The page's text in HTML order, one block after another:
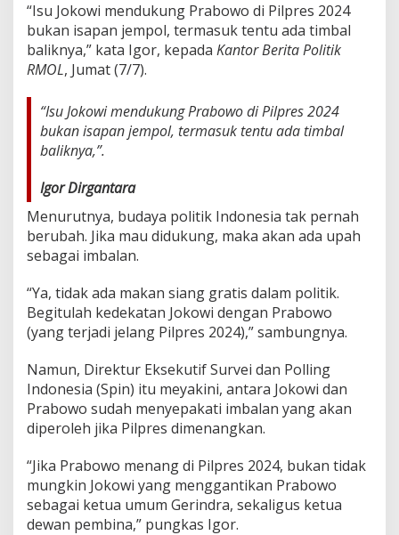
l
a
n
J
a
t
a
u
m
a
n
I
s
a
p
a
n
J
p
o
l
“Isu Jokowi mendukung Prabowo di Pilpres 2024
bukan isapan jempol, termasuk tentu ada timbal
baliknya,” kata Igor, kepada Kantor Berita Politik
RMOL, Jumat (7/7).
“Isu Jokowi mendukung Prabowo di Pilpres 2024
bukan isapan jempol, termasuk tentu ada timbal
baliknya,”.
Igor Dirgantara
Menurutnya, budaya politik Indonesia tak pernah
berubah. Jika mau didukung, maka akan ada upah
sebagai imbalan.
“Ya, tidak ada makan siang gratis dalam politik.
Begitulah kedekatan Jokowi dengan Prabowo
(yang terjadi jelang Pilpres 2024),” sambungnya.
Namun, Direktur Eksekutif Survei dan Polling
Indonesia (Spin) itu meyakini, antara Jokowi dan
Prabowo sudah menyepakati imbalan yang akan
diperoleh jika Pilpres dimenangkan.
“Jika Prabowo menang di Pilpres 2024, bukan tidak
mungkin Jokowi yang menggantikan Prabowo
sebagai ketua umum Gerindra, sekaligus ketua
dewan pembina,” pungkas Igor.